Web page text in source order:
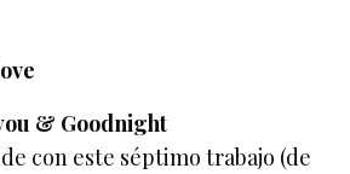
& Goodnight
con este séptimo trabajo (de